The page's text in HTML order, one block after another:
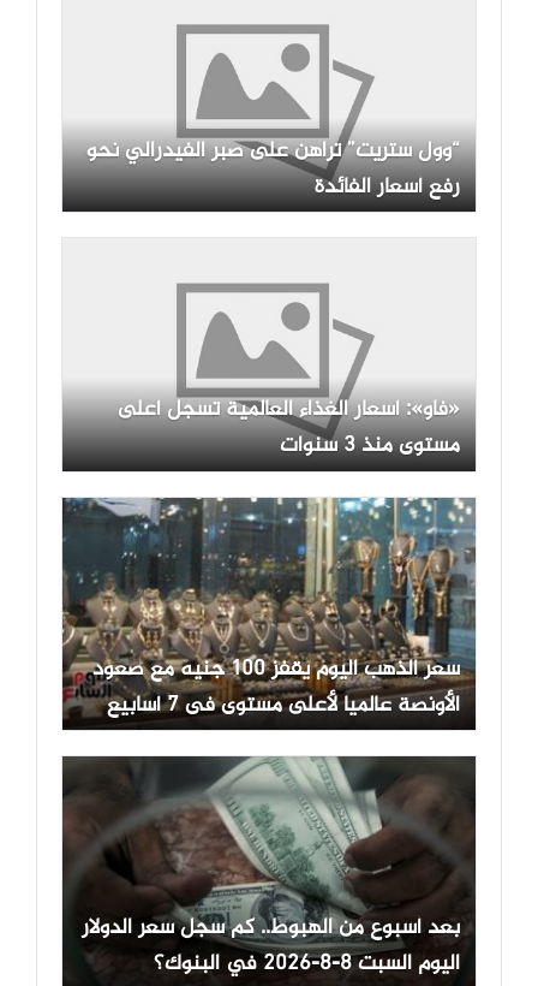
“وول ستريت” تراهن على صبر الفيدرالي نحو
رفع أسعار الفائدة
«فاو»: أسعار الغذاء العالمية تسجل أعلى
مستوى منذ 3 سنوات
سعر الذهب اليوم يقفز 100 جنيه مع صعود
الأونصة عالميا لأعلى مستوى فى 7 أسابيع
بعد أسبوع من الهبوط.. كم سجل سعر الدولار
اليوم السبت 8-8-2026 في البنوك؟